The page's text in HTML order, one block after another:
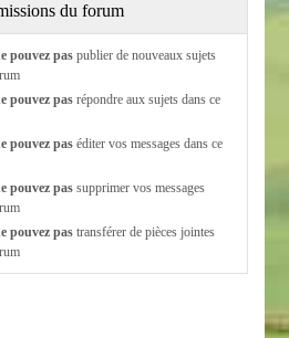
du forum
pouvez pas publier de nouveaux sujets
pouvez pas répondre aux sujets dans ce
pouvez pas éditer vos messages dans ce
pouvez pas supprimer vos messages
pouvez pas transférer de pièces jointes